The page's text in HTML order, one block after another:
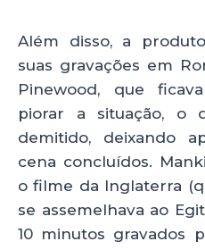
Além disso, a
suas gravações em
Pinewood, que
piorar a situação, o
demitido, deixando
cena concluídos.
o filme da Inglaterra
se assemelhava ao
10 minutos gravados